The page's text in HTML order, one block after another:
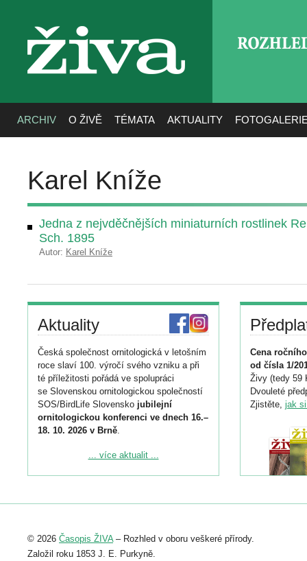
živa
ARCHIV O ŽIVĚ TÉMATA AKTUALITY
Karel Kníže
Jedna z nejvděčnějších miniaturních rostlinek
Sch. 1895
Autor: Karel Kníže
Aktuality
Česká společnost ornitologická v letošním
roce slaví 100. výročí svého vzniku a při
té příležitosti pořádá ve spolupráci
se Slovenskou ornitologickou společností
SOS/BirdLife Slovensko jubilejní
ornitologickou konferenci ve dnech 16.–
18. 10. 2026 v Brně.
Podrobnější informace ke konferenci
Registrovat se můžete do 6. září.
abstraktu přihlášené přednášky nebo
posteru je už 30. června.
... více aktualit ...
Cena
od čísla 1/
Živy (tedy 59
Dvouleté
Zjistěte, jak
© 2026 Časopis ŽIVA– Rozhled v oboru veškeré přírody.
Založil roku 1853 J. E. Purkyně.